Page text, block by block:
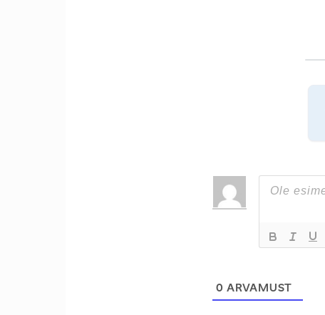
0 ARVAMUST